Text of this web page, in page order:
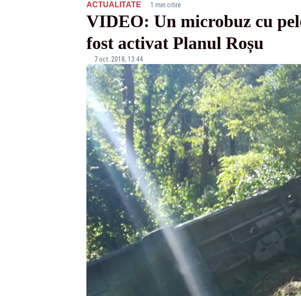
ACTUALITATE· 1 min citire
VIDEO: Un microbuz cu
fost activat Planul Roșu
7 oct. 2018, 13:44